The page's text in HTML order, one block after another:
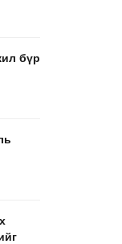
бүр